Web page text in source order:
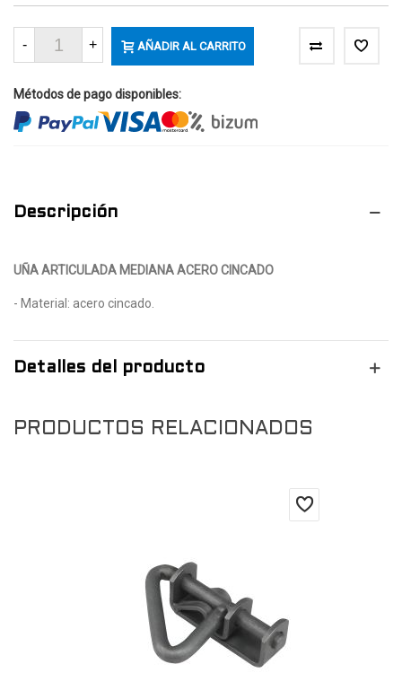
- + AÑADIR AL CARRITO
Métodos de pago disponibles:
Descripción
UÑA ARTICULADA MEDIANA ACERO CINCADO
- Material: acero cincado.
Detalles del producto
PRODUCTOS RELACIONADOS